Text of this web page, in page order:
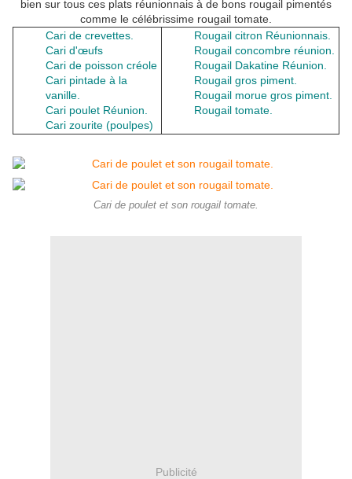
bien sur tous ces plats réunionnais à de bons rougail pimentés
comme le célébrissime rougail tomate.
Cari de crevettes.
Cari d'œufs
Cari de poisson créole
Cari pintade à la
vanille.
Cari poulet Réunion
Cari zourite (poulpes)
Rougail citron Réunionnais.
Rougail concombre réunion
Rougail Dakatine Réunion.
Rougail gros piment
Rougail morue gros piment.
Rougail tomate
Cari de poulet et son rougail tomate.
Publicité